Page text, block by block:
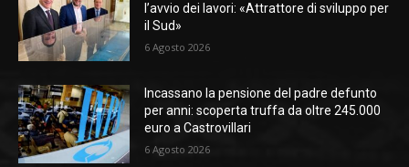
l’avvio dei lavori: «Attrattore di sviluppo per
il Sud»
6 Agosto 2026
Incassano la pensione del padre defunto
per anni: scoperta truffa da oltre 245.000
euro a Castrovillari
6 Agosto 2026